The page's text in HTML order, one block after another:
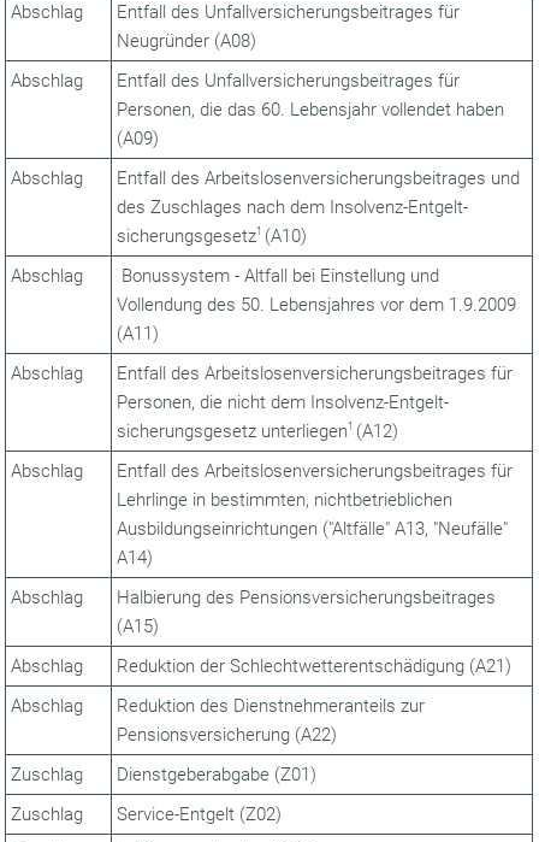
Abschlag
Entfall des Unfallversicherungsbeitrages für
Neugründer (A08)
Abschlag
Entfall des Unfallversicherungsbeitrages für
Personen, die das 60. Lebensjahr vollendet haben
(A09)
Abschlag
Entfall des Arbeitslosenversicherungsbeitrages und
des Zuschlages nach dem Insolvenz-Entgelt­
sicherungsgesetz1 (A10)
Abschlag
Bonussystem - Altfall bei Einstellung und
Vollendung des 50. Lebensjahres vor dem 1.9.2009
(A11)
Abschlag
Entfall des Arbeitslosenversicherungsbeitrages für
Personen, die nicht dem Insolvenz-Entgelt­
sicherungsgesetz unterliegen1 (A12)
Abschlag
Entfall des Arbeitslosenversicherungsbeitrages für
Lehrlinge in bestimmten, nichtbetrieblichen
Ausbildungseinrichtungen ("Altfälle" A13, "Neufälle"
A14)
Abschlag
Halbierung des Pensionsversicherungsbeitrages
(A15)
Abschlag
Reduktion der Schlechtwetterentschädigung (A21)
Abschlag
Reduktion des Dienstnehmeranteils zur
Pensionsversicherung (A22)
Zuschlag
Dienstgeberabgabe (Z01)
Zuschlag
Service-Entgelt (Z02)